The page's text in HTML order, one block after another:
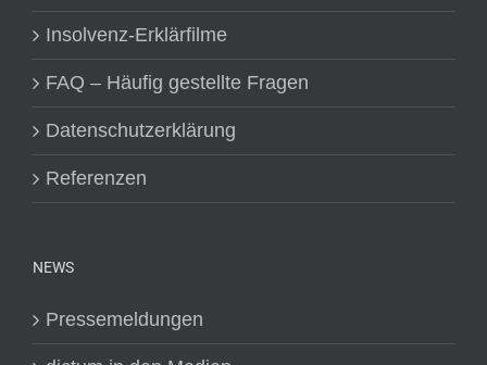
Insolvenz-Erklärfilme
FAQ – Häufig gestellte Fragen
Datenschutzerklärung
Referenzen
NEWS
Pressemeldungen